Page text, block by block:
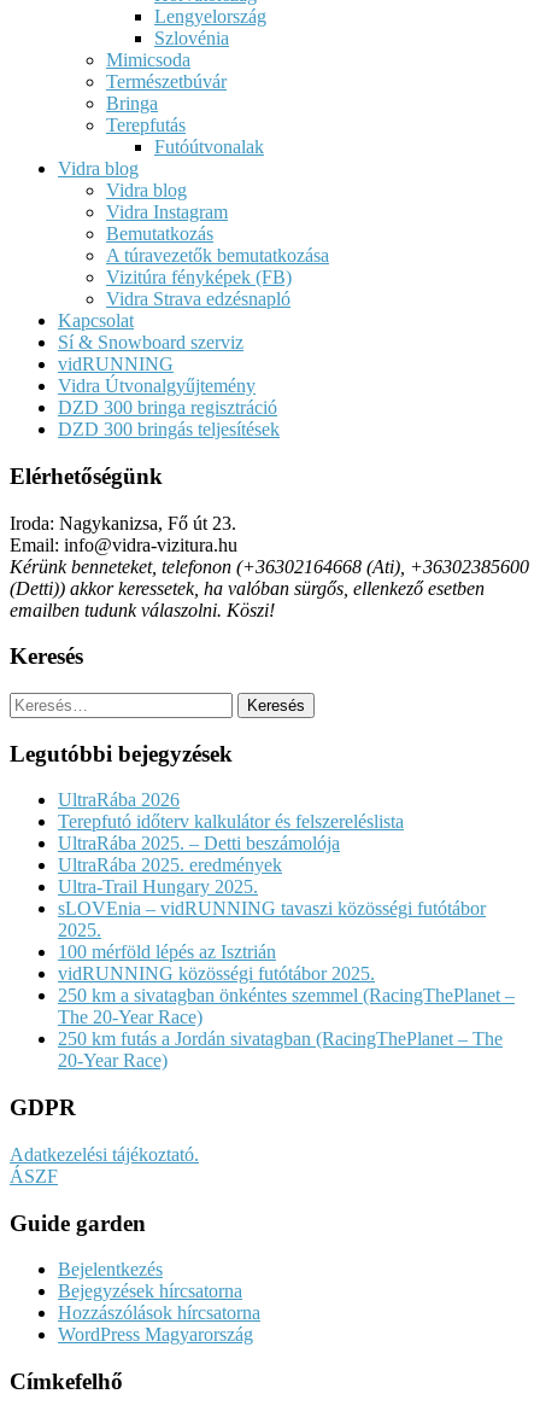
Lengyelország
Szlovénia
Mimicsoda
Természetbúvár
Bringa
Terepfutás
Futóútvonalak
Vidra blog
Vidra blog
Vidra Instagram
Bemutatkozás
A túravezetők bemutatkozása
Vizitúra fényképek (FB)
Vidra Strava edzésnapló
Kapcsolat
Sí & Snowboard szerviz
vidRUNNING
Vidra Útvonalgyűjtemény
DZD 300 bringa regisztráció
DZD 300 bringás teljesítések
Elérhetőségünk
Iroda: Nagykanizsa, Fő út 23.
Email: info@vidra-vizitura.hu
Kérünk benneteket, telefonon (+36302164668 (Ati), +36302385600
(Detti)) akkor keressetek, ha valóban sürgős, ellenkező esetben
emailben tudunk válaszolni. Köszi!
Keresés
Keresés:
Legutóbbi bejegyzések
UltraRába 2026
Terepfutó időterv kalkulátor és felszereléslista
UltraRába 2025. – Detti beszámolója
UltraRába 2025. eredmények
Ultra-Trail Hungary 2025.
sLOVEnia – vidRUNNING tavaszi közösségi futótábor
2025.
100 mérföld lépés az Isztrián
vidRUNNING közösségi futótábor 2025.
250 km a sivatagban önkéntes szemmel (RacingThePlanet –
The 20-Year Race)
250 km futás a Jordán sivatagban (RacingThePlanet – The
20-Year Race)
GDPR
Adatkezelési tájékoztató.
ÁSZF
Guide garden
Bejelentkezés
Bejegyzések hírcsatorna
Hozzászólások hírcsatorna
WordPress Magyarország
Címkefelhő